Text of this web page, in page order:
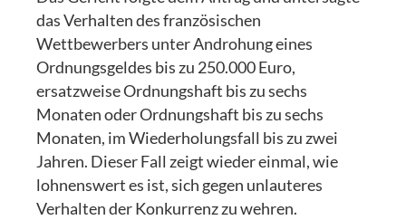
das Verhalten des französischen
Wettbewerbers unter Androhung eines
Ordnungsgeldes bis zu 250.000 Euro,
ersatzweise Ordnungshaft bis zu sechs
Monaten oder Ordnungshaft bis zu sechs
Monaten, im Wiederholungsfall bis zu zwei
Jahren. Dieser Fall zeigt wieder einmal, wie
lohnenswert es ist, sich gegen unlauteres
Verhalten der Konkurrenz zu wehren.